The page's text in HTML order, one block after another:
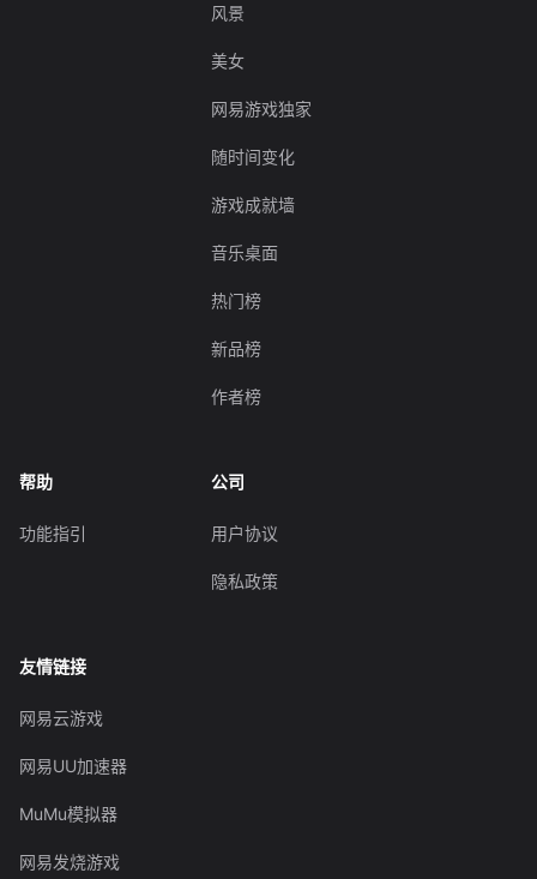
风景
美女
网易游戏独家
随时间变化
游戏成就墙
音乐桌面
热门榜
新品榜
作者榜
帮助
功能指引
公司
用户协议
隐私政策
友情链接
网易云游戏
网易UU加速器
MuMu模拟器
网易发烧游戏